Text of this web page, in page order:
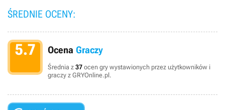
ŚREDNIE OCENY:
5.7 Ocena Graczy
Średnia z 37 ocen gry wystawionych przez użytkowników i
graczy z GRYOnline.pl.